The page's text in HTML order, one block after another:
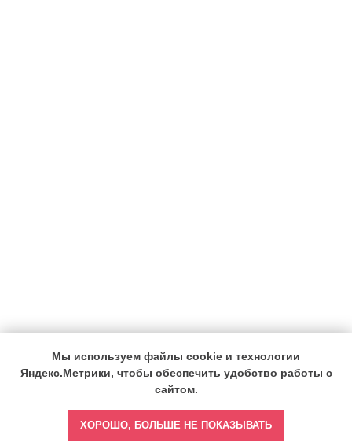
Мы используем файлы cookie и технологии
Яндекс.Метрики, чтобы обеспечить удобство работы с
сайтом.
ХОРОШО, БОЛЬШЕ НЕ ПОКАЗЫВАТЬ